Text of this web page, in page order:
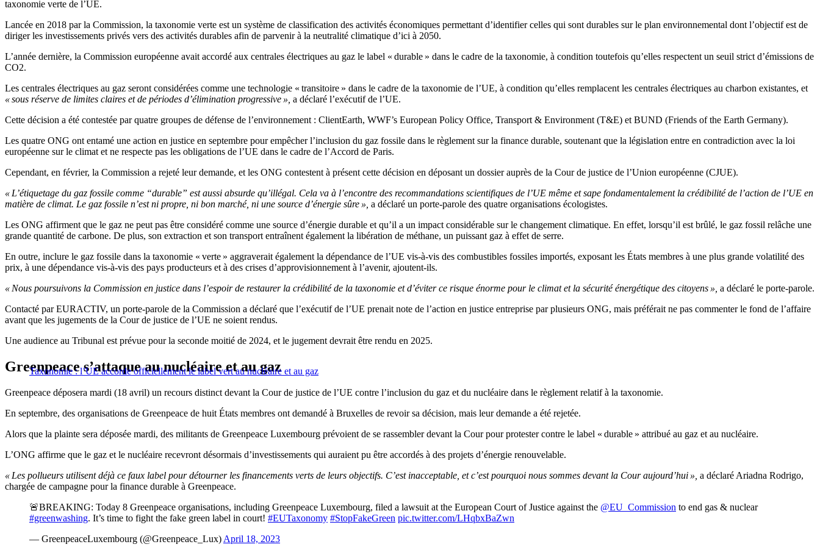
taxonomie verte de l’UE.
Lancée en 2018 par la Commission, la taxonomie verte est un système de classification des activités économiques permettant d’identifier celles qui sont durables sur le plan environnemental dont l’objectif est de
diriger les investissements privés vers des activités durables afin de parvenir à la neutralité climatique d’ici à 2050.
L’année dernière, la Commission européenne avait accordé aux centrales électriques au gaz le label « durable » dans le cadre de la taxonomie, à condition toutefois qu’elles respectent un seuil strict d’émissions de
CO2.
Les centrales électriques au gaz seront considérées comme une technologie « transitoire » dans le cadre de la taxonomie de l’UE, à condition qu’elles remplacent les centrales électriques au charbon existantes, et
« sous réserve de limites claires et de périodes d’élimination progressive », a déclaré l’exécutif de l’UE.
Cette décision a été contestée par quatre groupes de défense de l’environnement : ClientEarth, WWF’s European Policy Office, Transport & Environment (T&E) et BUND (Friends of the Earth Germany).
Les quatre ONG ont entamé une action en justice en septembre pour empêcher l’inclusion du gaz fossile dans le règlement sur la finance durable, soutenant que la législation entre en contradiction avec la loi
européenne sur le climat et ne respecte pas les obligations de l’UE dans le cadre de l’Accord de Paris.
Cependant, en février, la Commission a rejeté leur demande, et les ONG contestent à présent cette décision en déposant un dossier auprès de la Cour de justice de l’Union européenne (CJUE).
« L’étiquetage du gaz fossile comme “durable” est aussi absurde qu’illégal. Cela va à l’encontre des recommandations scientifiques de l’UE même et sape fondamentalement la crédibilité de l’action de l’UE en
matière de climat. Le gaz fossile n’est ni propre, ni bon marché, ni une source d’énergie sûre », a déclaré un porte-parole des quatre organisations écologistes.
Les ONG affirment que le gaz ne peut pas être considéré comme une source d’énergie durable et qu’il a un impact considérable sur le changement climatique. En effet, lorsqu’il est brûlé, le gaz fossil relâche une
grande quantité de carbone. De plus, son extraction et son transport entraînent également la libération de méthane, un puissant gaz à effet de serre.
En outre, inclure le gaz fossile dans la taxonomie « verte » aggraverait également la dépendance de l’UE vis-à-vis des combustibles fossiles importés, exposant les États membres à une plus grande volatilité des
prix, à une dépendance vis-à-vis des pays producteurs et à des crises d’approvisionnement à l’avenir, ajoutent-ils.
« Nous poursuivons la Commission en justice dans l’espoir de restaurer la crédibilité de la taxonomie et d’éviter ce risque énorme pour le climat et la sécurité énergétique des citoyens », a déclaré le porte-parole.
Contacté par EURACTIV, un porte-parole de la Commission a déclaré que l’exécutif de l’UE prenait note de l’action en justice entreprise par plusieurs ONG, mais préférait ne pas commenter le fond de l’affaire
avant que les jugements de la Cour de justice de l’UE ne soient rendus.
Une audience au Tribunal est prévue pour la seconde moitié de 2024, et le jugement devrait être rendu en 2025.
Taxonomie : l’UE accorde officiellement le label vert au nucléaire et au gaz
Greenpeace s’attaque au nucléaire et au gaz
Greenpeace déposera mardi (18 avril) un recours distinct devant la Cour de justice de l’UE contre l’inclusion du gaz et du nucléaire dans le règlement relatif à la taxonomie.
En septembre, des organisations de Greenpeace de huit États membres ont demandé à Bruxelles de revoir sa décision, mais leur demande a été rejetée.
Alors que la plainte sera déposée mardi, des militants de Greenpeace Luxembourg prévoient de se rassembler devant la Cour pour protester contre le label « durable » attribué au gaz et au nucléaire.
L’ONG affirme que le gaz et le nucléaire recevront désormais d’investissements qui auraient pu être accordés à des projets d’énergie renouvelable.
« Les pollueurs utilisent déjà ce faux label pour détourner les financements verts de leurs objectifs. C’est inacceptable, et c’est pourquoi nous sommes devant la Cour aujourd’hui », a déclaré Ariadna Rodrigo,
chargée de campagne pour la finance durable à Greenpeace.
🚨BREAKING: Today 8 Greenpeace organisations, including Greenpeace Luxembourg, filed a lawsuit at the European Court of Justice against the @EU_Commission to end gas & nuclear
#greenwashing. It’s time to fight the fake green label in court! #EUTaxonomy #StopFakeGreen pic.twitter.com/LHqbxBaZwn
— GreenpeaceLuxembourg (@Greenpeace_Lux) April 18, 2023